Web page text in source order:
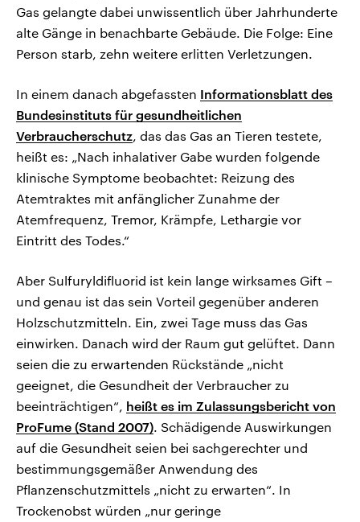
Gas gelangte dabei unwissentlich über Jahrhunderte
alte Gänge in benachbarte Gebäude. Die Folge: Eine
Person starb, zehn weitere erlitten Verletzungen.
In einem danach abgefassten Informationsblatt des
Bundesinstituts für gesundheitlichen
Verbraucherschutz , das das Gas an Tieren testete,
heißt es: „Nach inhalativer Gabe wurden folgende
klinische Symptome beobachtet: Reizung des
Atemtraktes mit anfänglicher Zunahme der
Atemfrequenz, Tremor, Krämpfe, Lethargie vor
Eintritt des Todes.“
Aber Sulfuryldifluorid ist kein lange wirksames Gift –
und genau ist das sein Vorteil gegenüber anderen
Holzschutzmitteln. Ein, zwei Tage muss das Gas
einwirken. Danach wird der Raum gut gelüftet. Dann
seien die zu erwartenden Rückstände „nicht
geeignet, die Gesundheit der Verbraucher zu
beeinträchtigen“, heißt es im Zulassungsbericht von
ProFume (Stand 2007) . Schädigende Auswirkungen
auf die Gesundheit seien bei sachgerechter und
bestimmungsgemäßer Anwendung des
Pflanzenschutzmittels „nicht zu erwarten“. In
Trockenobst würden „nur geringe